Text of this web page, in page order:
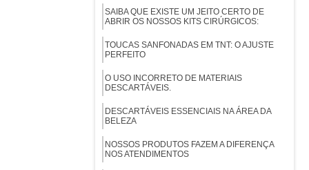
SAIBA QUE EXISTE UM JEITO CERTO DE
ABRIR OS NOSSOS KITS CIRÚRGICOS:
TOUCAS SANFONADAS EM TNT: O AJUSTE
PERFEITO
O USO INCORRETO DE MATERIAIS
DESCARTÁVEIS.
DESCARTÁVEIS ESSENCIAIS NA ÁREA DA
BELEZA
NOSSOS PRODUTOS FAZEM A DIFERENÇA
NOS ATENDIMENTOS